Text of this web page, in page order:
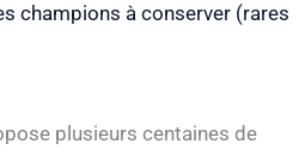
champions à conserver (rares
plusieurs centaines de